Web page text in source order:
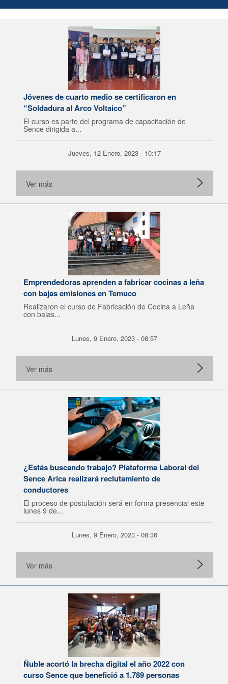
Jóvenes de cuarto medio se certificaron en
“Soldadura al Arco Voltaico”
El curso es parte del programa de capacitación de
Sence dirigida a...
Jueves, 12 Enero, 2023 - 10:17
Ver más
Emprendedoras aprenden a fabricar cocinas a leña
con bajas emisiones en Temuco
Realizaron el curso de Fabricación de Cocina a Leña
con bajas...
Lunes, 9 Enero, 2023 - 08:57
Ver más
¿Estás buscando trabajo? Plataforma Laboral del
Sence Arica realizará reclutamiento de
conductores
El proceso de postulación será en forma presencial este
lunes 9 de...
Lunes, 9 Enero, 2023 - 08:36
Ver más
Ñuble acortó la brecha digital el año 2022 con
curso Sence que benefició a 1.789 personas